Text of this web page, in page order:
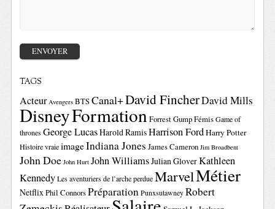
TAGS
Acteur Avengers BTSCanal+David FincherDavid Mills
DisneyFormationForrest GumpFémis Game of
thrones George LucasHarold RamisHarrison FordHarry Potter
Histoire vraie imageIndiana Jones James Cameron Jim Broadbent
John Doe John Hurt John WilliamsJulian GloverKathleen
Kennedy Les aventuriers de l’arche perdue MarvelMétier
NetflixPhil ConnorsPréparation Punxsutawney Robert